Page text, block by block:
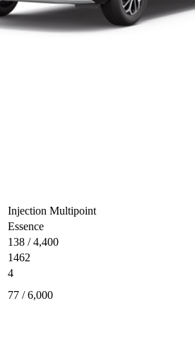
Injection Multipoint
Essence
138 / 4,400
1462
4
77 / 6,000